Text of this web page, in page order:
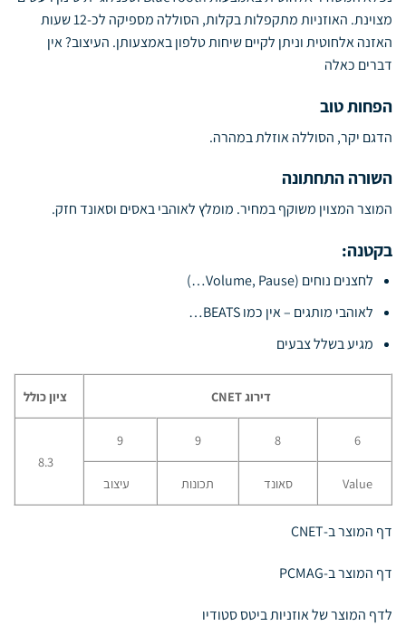
מצוינת. האוזניות מתקפלות בקלות, הסוללה מספיקה לכ-12 שעות
האזנה אלחוטית וניתן לקיים שיחות טלפון באמצעותן. העיצוב? אין
דברים כאלה
הפחות טוב
הדגם יקר, הסוללה אוזלת במהרה.
השורה התחתונה
המוצר המצוין משוקף במחיר. מומלץ לאוהבי באסים וסאונד חזק.
בקטנה:
לחצנים נוחים (Volume, Pause…)
לאוהבי מותגים – אין כמו BEATS…
מגיע בשלל צבעים
דירוגCNET ציון כולל
6
8
9
9
8.3
Value
סאונד תכונות עיצוב
דף המוצר ב-CNET
דף המוצר ב-PCMAG
לדף המוצר של אוזניות ביטס סטודיו